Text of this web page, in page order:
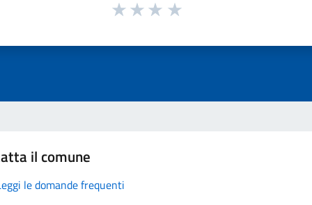
il comune
le domande frequenti